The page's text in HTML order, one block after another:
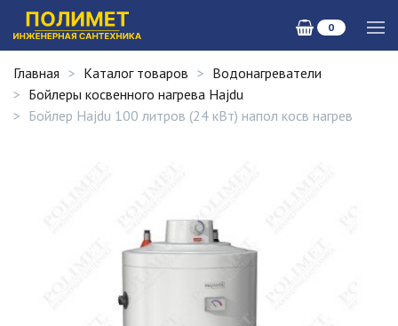
0
Главная Каталог товаров
Водонагреватели
Бойлеры косвенного нагрева Hajdu
Бойлер Hajdu 100 литров (24 кВт) напол косв нагрев